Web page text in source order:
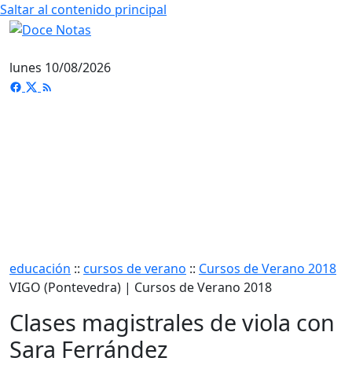
Saltar al contenido principal
lunes 10/08/2026
educación :: cursos de verano :: Cursos de Verano 2018
VIGO (Pontevedra) | Cursos de Verano 2018
Clases magistrales de viola con
Sara Ferrández